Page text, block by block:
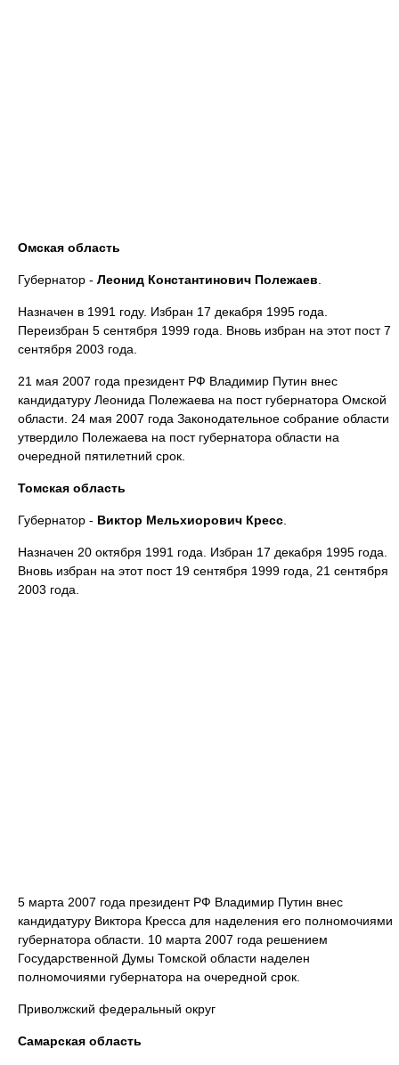
Омская область
Губернатор - Леонид Константинович Полежаев
Назначен в 1991 году. Избран 17 декабря 1995 года.
Переизбран 5 сентября 1999 года. Вновь избран на этот пост 7
сентября 2003 года.
21 мая 2007 года президент РФ Владимир Путин внес
кандидатуру Леонида Полежаева на пост губернатора Омской
области. 24 мая 2007 года Законодательное собрание области
утвердило Полежаева на пост губернатора области на
очередной пятилетний срок.
Томская область
Губернатор - Виктор Мельхиорович Кресс
Назначен 20 октября 1991 года. Избран 17 декабря 1995 года.
Вновь избран на этот пост 19 сентября 1999 года, 21 сентября
2003 года.
5 марта 2007 года президент РФ Владимир Путин внес
кандидатуру Виктора Кресса для наделения его полномочиями
губернатора области. 10 марта 2007 года решением
Государственной Думы Томской области наделен
полномочиями губернатора на очередной срок.
Приволжский федеральный округ
Самарская область